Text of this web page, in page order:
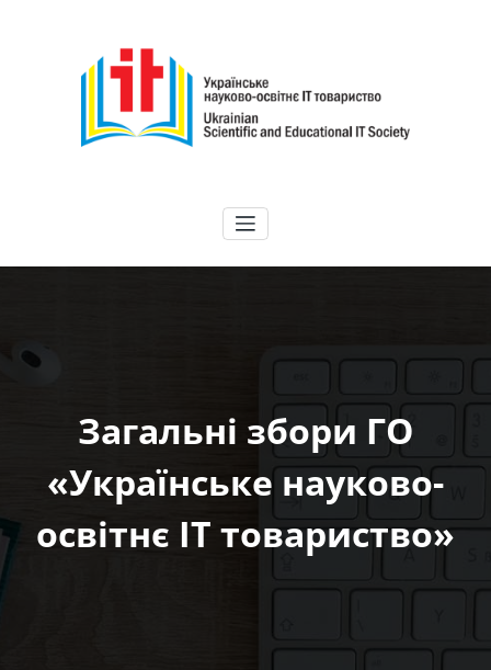
Educational IT Society
Загальні збори ГО
«Українське науково-
освітнє IT товариство»